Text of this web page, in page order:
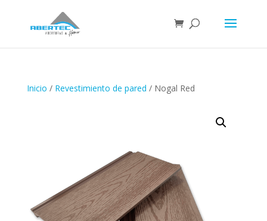
Inicio / Revestimiento de pared / Nogal Red